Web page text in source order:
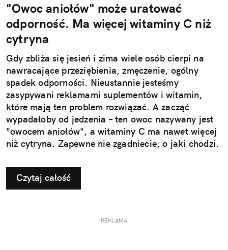
"Owoc aniołów" może uratować
odporność. Ma więcej witaminy C niż
cytryna
Gdy zbliża się jesień i zima wiele osób cierpi na
nawracające przeziębienia, zmęczenie, ogólny
spadek odporności. Nieustannie jesteśmy
zasypywani reklamami suplementów i witamin,
które mają ten problem rozwiązać. A zacząć
wypadałoby od jedzenia – ten owoc nazywany jest
"owocem aniołów", a witaminy C ma nawet więcej
niż cytryna. Zapewne nie zgadniecie, o jaki chodzi.
Czytaj całość
REKLAMA